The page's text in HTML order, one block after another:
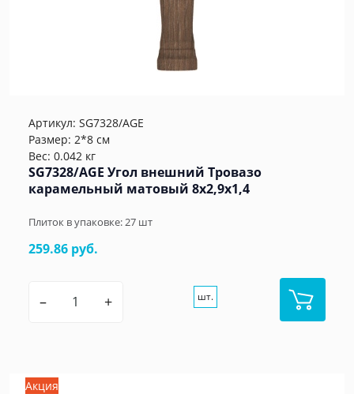
Артикул: SG7328/AGE
Размер: 2*8 см
Вес: 0.042 кг
SG7328/AGE Угол внешний Тровазо
карамельный матовый 8x2,9x1,4
Плиток в упаковке:27 шт
259.86 руб.
– + шт.
Акция